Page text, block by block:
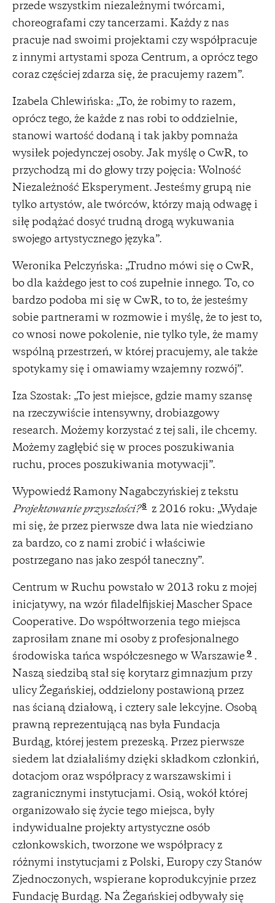
przede wszystkim niezależnymi twórcami,
choreografami czy tancerzami. Każdy z nas
pracuje nad swoimi projektami czy współpracuje
z innymi artystami spoza Centrum, a oprócz tego
coraz częściej zdarza się, że pracujemy razem”.
Izabela Chlewińska: „To, że robimy to razem,
oprócz tego, że każde z nas robi to oddzielnie,
stanowi wartość dodaną i tak jakby pomnaża
wysiłek pojedynczej osoby. Jak myślę o CwR, to
przychodzą mi do głowy trzy pojęcia: Wolność
Niezależność Eksperyment. Jesteśmy grupą nie
tylko artystów, ale twórców, którzy mają odwagę i
siłę podążać dosyć trudną drogą wykuwania
swojego artystycznego języka”.
Weronika Pelczyńska: „Trudno mówi się o CwR,
bo dla każdego jest to coś zupełnie innego. To, co
bardzo podoba mi się w CwR, to to, że jesteśmy
sobie partnerami w rozmowie i myślę, że to jest to,
co wnosi nowe pokolenie, nie tylko tyle, że mamy
wspólną przestrzeń, w której pracujemy, ale także
spotykamy się i omawiamy wzajemny rozwój”.
Iza Szostak: „To jest miejsce, gdzie mamy szansę
na rzeczywiście intensywny, drobiazgowy
research. Możemy korzystać z tej sali, ile chcemy.
Możemy zagłębić się w proces poszukiwania
ruchu, proces poszukiwania motywacji”.
Wypowiedź Ramony Nagabczyńskiej z tekstu
Projektowanie przyszłości? 8
z 2016 roku: „Wydaje
mi się, że przez pierwsze dwa lata nie wiedziano
za bardzo, co z nami zrobić i właściwie
postrzegano nas jako zespół taneczny”.
Centrum w Ruchu powstało w 2013 roku z mojej
inicjatywy, na wzór filadelfijskiej Mascher Space
Cooperative. Do współtworzenia tego miejsca
zaprosiłam znane mi osoby z profesjonalnego
środowiska tańca współczesnego w Warszawie 9 .
Naszą siedzibą stał się korytarz gimnazjum przy
ulicy Żegańskiej, oddzielony postawioną przez
nas ścianą działową, i cztery sale lekcyjne. Osobą
prawną reprezentującą nas była Fundacja
Burdąg, której jestem prezeską. Przez pierwsze
siedem lat działaliśmy dzięki składkom członkiń,
dotacjom oraz współpracy z warszawskimi i
zagranicznymi instytucjami. Osią, wokół której
organizowało się życie tego miejsca, były
indywidualne projekty artystyczne osób
członkowskich, tworzone we współpracy z
różnymi instytucjami z Polski, Europy czy Stanów
Zjednoczonych, wspierane koprodukcyjnie przez
Fundację Burdąg. Na Żegańskiej odbywały się